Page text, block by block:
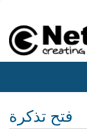
فتح تذكرة